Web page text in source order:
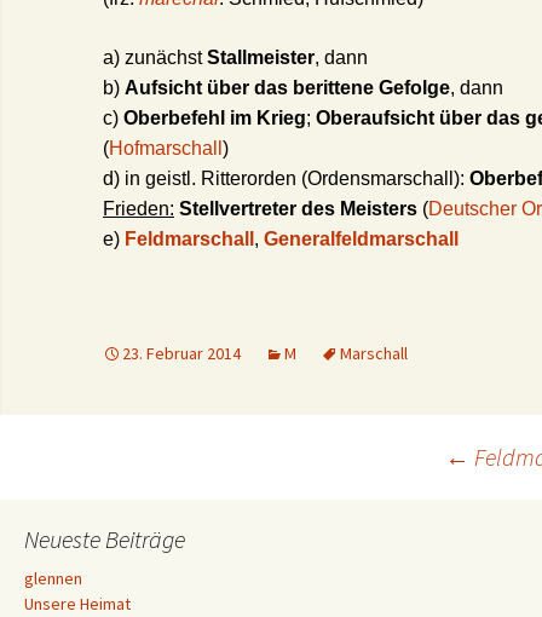
a) zunächstStallmeister, dann
b) Aufsicht über das berittene Gefolge, dann
c) Oberbefehl im Krieg; Oberaufsicht über das
(Hofmarschall )
d) in geistl. Ritterorden (Ordensmarschall):
Frieden: Stellvertreter des Meisters (Deutscher
e) Feldmarschall , Generalfeldmarschall
23. Februar 2014 M Marschall
Navigation
←
Neueste Beiträge
glennen
Unsere Heimat